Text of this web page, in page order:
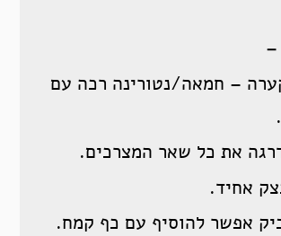
–
– חמאה/נטורינה רכה עם
את כל שאר המצרכים.
אחיד.
אפשר להוסיף עם כף קמח.